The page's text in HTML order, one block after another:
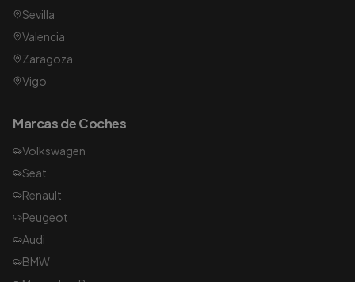
Sevilla
Valencia
Zaragoza
Vigo
Marcas de Coches
Volkswagen
Seat
Renault
Peugeot
Audi
BMW